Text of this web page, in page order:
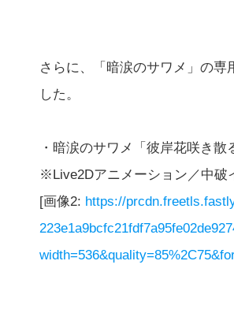
さらに、「暗涙のサワメ」の
した。
・暗涙のサワメ「彼岸花咲き
※Live2Dアニメーション／中破
[画像2: https://